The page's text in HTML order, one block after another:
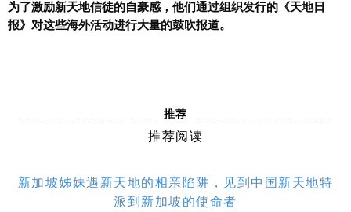
为了激励新天地信徒的自豪感，他们通过组织发行的《天地日
报》对这些海外活动进行大量的鼓吹报道。
推荐
推荐阅读
新加坡姊妹遇新天地的相亲陷阱，见到中国新天地特
派到新加坡的使命者